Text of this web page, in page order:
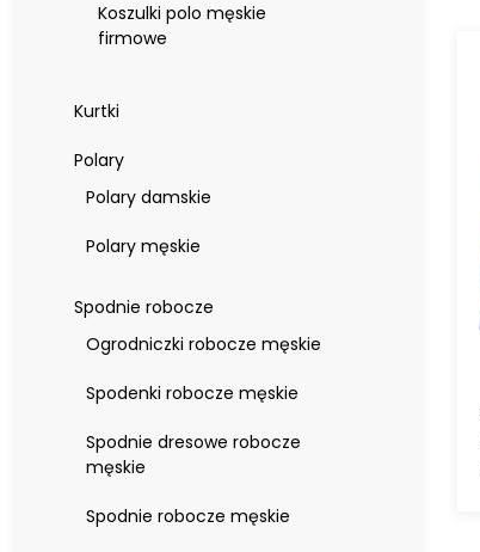
Koszulki polo męskie
firmowe
Kurtki
Polary
Polary damskie
Polary męskie
Spodnie robocze
Ogrodniczki robocze męskie
Spodenki robocze męskie
Spodnie dresowe robocze
męskie
Spodnie robocze męskie